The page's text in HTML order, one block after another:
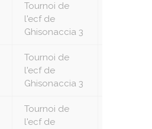
Tournoi de
l'ecf de
Ghisonaccia 3
Tournoi de
l'ecf de
Ghisonaccia 3
Tournoi de
l'ecf de